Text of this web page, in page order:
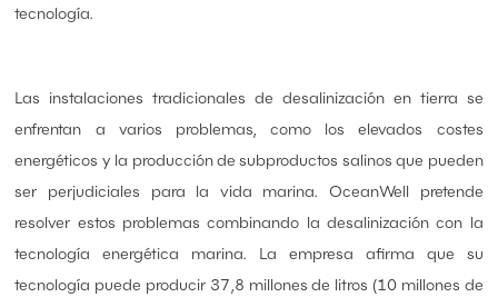
tecnología.
Las instalaciones tradicionales de desalinización en tierra se
enfrentan a varios problemas, como los elevados costes
energéticos y la producción de subproductos salinos que pueden
ser perjudiciales para la vida marina. OceanWell pretende
resolver estos problemas combinando la desalinización con la
tecnología energética marina. La empresa afirma que su
tecnología puede producir 37,8 millones de litros (10 millones de